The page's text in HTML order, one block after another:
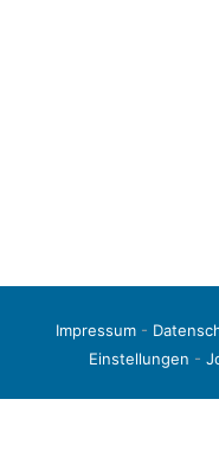
Impressum-
Einstellungen -